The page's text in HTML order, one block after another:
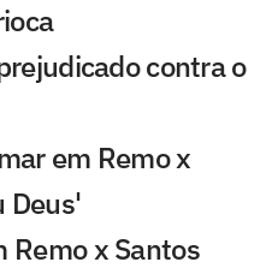
contra o
em Remo x
Deus'
Remo x Santos